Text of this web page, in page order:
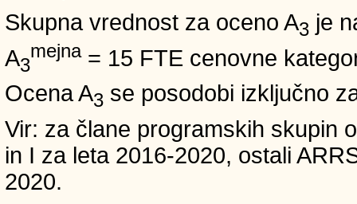
Skupna vrednost za oceno A3 je
A3
mejna= 15 FTE cenovne
Ocena A3 se posodobi izključno
Vir: za člane programskih skupin
in I za leta 2016-2020, ostali
2020.